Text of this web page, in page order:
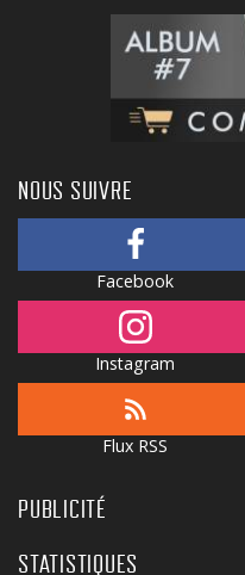
NOUS SUIVRE
Facebook
Instagram
Flux RSS
PUBLICITÉ
STATISTIQUES